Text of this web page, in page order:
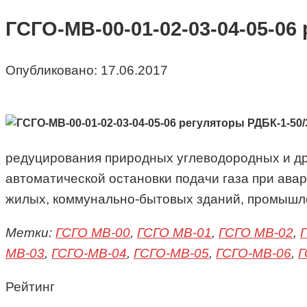
ГСГО-МВ-00-01-02-03-04-05-
Опубликовано: 17.06.2017
редуцирования природных углеводородных и
автоматической остановки подачи газа при
жилых, коммунально-бытовых зданий,
Метки: ГСГО МВ-00, ГСГО МВ-01, ГСГО МВ-02,
МВ-03, ГСГО-МВ-04, ГСГО-МВ-05, ГСГО-МВ-06,
Рейтинг